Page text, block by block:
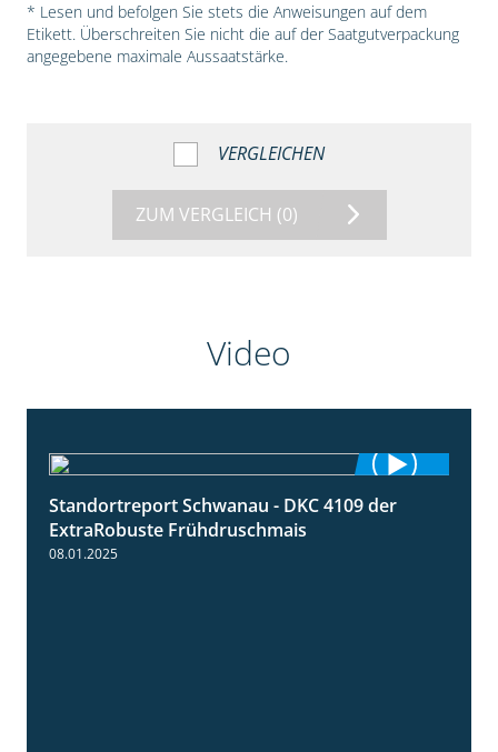
* Lesen und befolgen Sie stets die Anweisungen auf dem
Etikett. Überschreiten Sie nicht die auf der Saatgutverpackung
angegebene maximale Aussaatstärke.
VERGLEICHEN
ZUM VERGLEICH (0)
Video
0:46
Standortreport Schwanau - DKC 4109 der
ExtraRobuste Frühdruschmais
08.01.2025